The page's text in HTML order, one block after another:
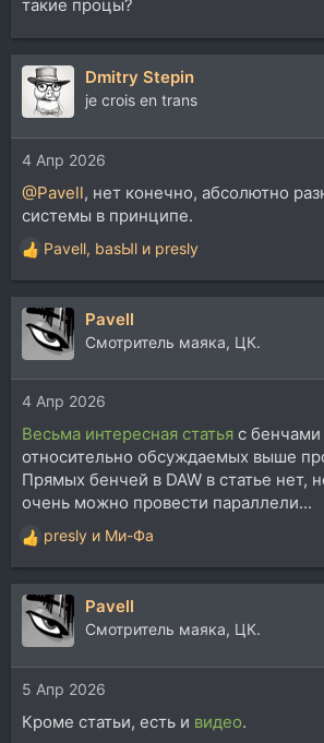
такие процы?
Dmitry Stepin
je crois en trans
4 Апр 2026
@Pavell, нет конечно, абсолютно
системы в принципе.
Р
е
а
к
и
и
:
Pavell, basЫl и presly
Pavell
Смотритель маяка, ЦК.
4 Апр 2026
Весьма интересная статья с
относительно обсуждаемых выше
Прямых бенчей в DAW в статье нет,
очень можно провести параллели...
Р
е
а
к
и
и
:
presly и Ми-Фа
Pavell
Смотритель маяка, ЦК.
5 Апр 2026
Кроме статьи, есть и видео.